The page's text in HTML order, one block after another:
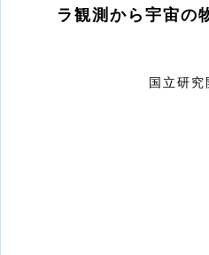
ラ観測から宇宙の
国立研